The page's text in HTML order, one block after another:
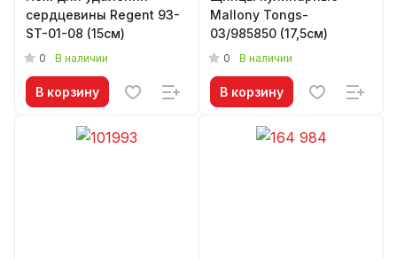
сердцевины Regent 93-
ST-01-08 (15см)
0 В наличии
В корзину
Mallony Tongs-
03/985850 (17,5см)
0 В наличии
В корзину